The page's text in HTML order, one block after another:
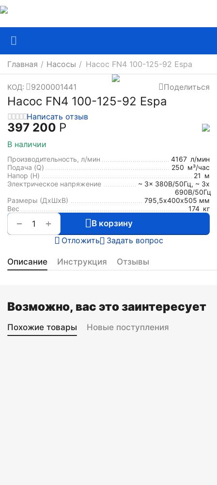
Главная / Насосы / Насос FN4 100-125-92 Espa
КОД: 9200001441 Поделиться
Насос FN4 100-125-92 Espa
Написать отзыв
397 200 Р
В наличии
Производительность, л/мин 4167 л/мин
Подача (Q)
250 м³/час
Напор (H)
21 м
Электрическое напряжение
~ 3x 380В/50Гц, ~ 3x
690В/50Гц
Размеры (ДхШxВ)
795,5х400х505 мм
Вес
174 кг
+
−
В корзину
Отложить
Задать вопрос
Описание Инструкция Отзывы
Возможно, вас это заинтересует
Похожие товары Новые поступления